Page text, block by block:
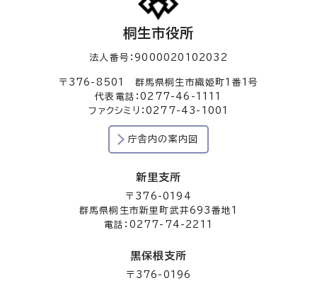
桐生市役所
法人番号：9000020102032
〒376-8501 群馬県桐生市織姫町1番1号
代表電話：0277-46-1111
ファクシミリ：0277-43-1001
庁舎内の案内図
新里支所
〒376-0194
群馬県桐生市新里町武井693番地1
電話：0277-74-2211
黒保根支所
〒376-0196